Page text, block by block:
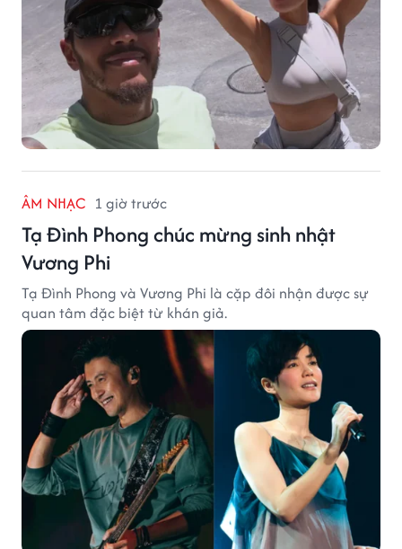
ÂM NHẠC 1 giờ trước
Tạ Đình Phong chúc mừng sinh nhật
Vương Phi
Tạ Đình Phong và Vương Phi là cặp đôi nhận được sự
quan tâm đặc biệt từ khán giả.